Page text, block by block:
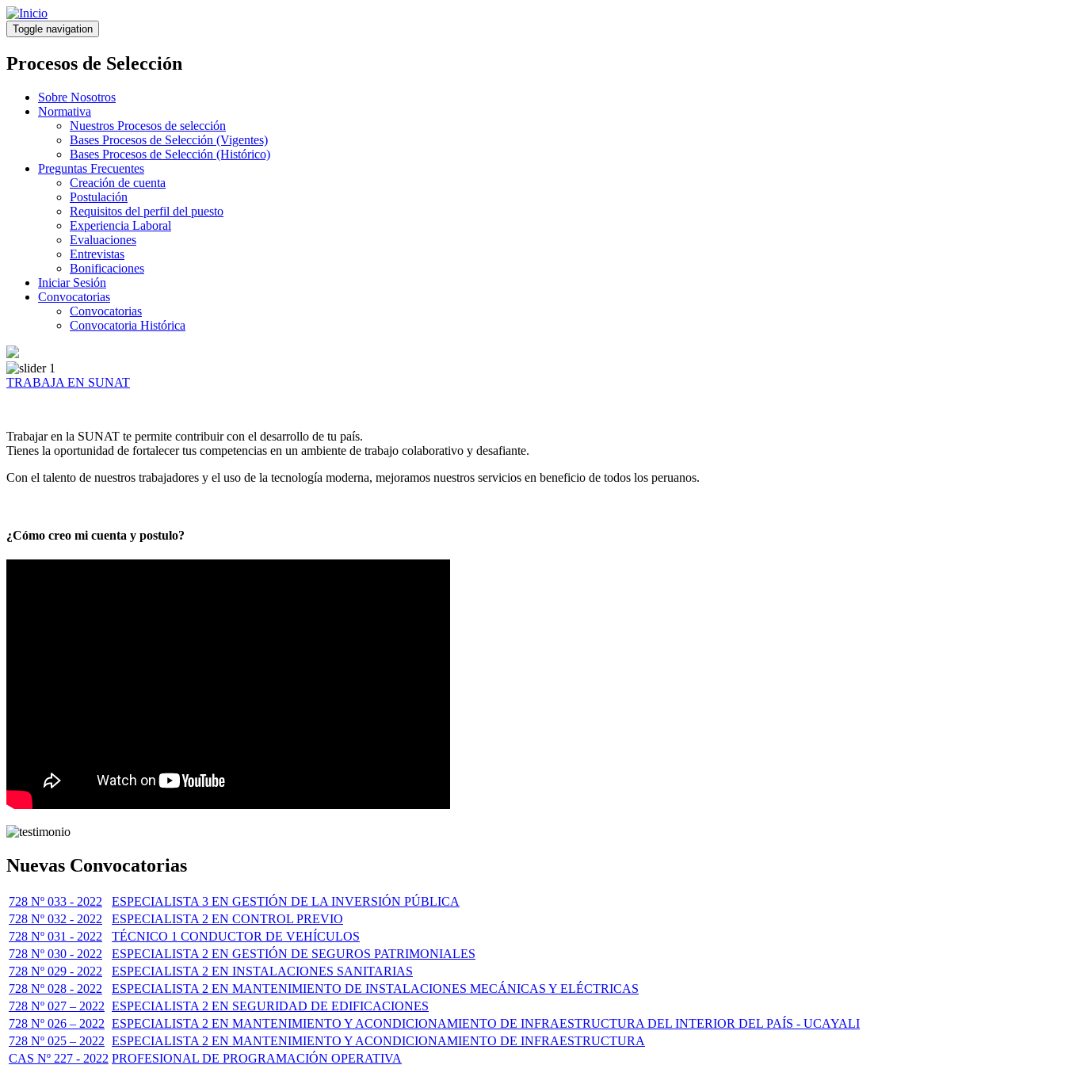
Pasar
al
contenido
principal
Toggle navigation
Procesos de Selección
Sobre Nosotros
Normativa
Nuestros Procesos de selección
Bases Procesos de Selección (Vigentes)
Bases Procesos de Selección (Histórico)
Preguntas Frecuentes
Creación de cuenta
Postulación
Requisitos del perfil del puesto
Experiencia Laboral
Evaluaciones
Entrevistas
Bonificaciones
Iniciar Sesión
Convocatorias
Convocatorias
Convocatoria Histórica
TRABAJA EN SUNAT
Trabajar en la SUNAT te permite contribuir con el desarrollo de tu país.
Tienes la oportunidad de fortalecer tus competencias en un ambiente de trabajo colaborativo y desafiante.
Con el talento de nuestros trabajadores y el uso de la tecnología moderna, mejoramos nuestros servicios en beneficio de todos los peruanos.
¿Cómo creo mi cuenta y postulo?
Nuevas Convocatorias
728 Nº 033 - 2022
ESPECIALISTA 3 EN GESTIÓN DE LA INVERSIÓN PÚBLICA
728 Nº 032 - 2022
ESPECIALISTA 2 EN CONTROL PREVIO
728 Nº 031 - 2022
TÉCNICO 1 CONDUCTOR DE VEHÍCULOS
728 Nº 030 - 2022
ESPECIALISTA 2 EN GESTIÓN DE SEGUROS PATRIMONIALES
728 Nº 029 - 2022
ESPECIALISTA 2 EN INSTALACIONES SANITARIAS
728 Nº 028 - 2022
ESPECIALISTA 2 EN MANTENIMIENTO DE INSTALACIONES MECÁNICAS Y ELÉCTRICAS
728 Nº 027 – 2022 ESPECIALISTA 2 EN SEGURIDAD DE EDIFICACIONES
728 Nº 026 – 2022 ESPECIALISTA 2 EN MANTENIMIENTO Y ACONDICIONAMIENTO DE INFRAESTRUCTURA DEL INTERIOR DEL PAÍS - UCAYALI
728 Nº 025 – 2022 ESPECIALISTA 2 EN MANTENIMIENTO Y ACONDICIONAMIENTO DE INFRAESTRUCTURA
CAS Nº 227 - 2022 PROFESIONAL DE PROGRAMACIÓN OPERATIVA